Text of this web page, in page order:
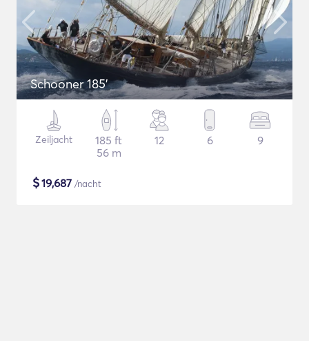
Schooner 185'
Zeiljacht
185 ft
56 m
12 6 9
$19,687 /nacht